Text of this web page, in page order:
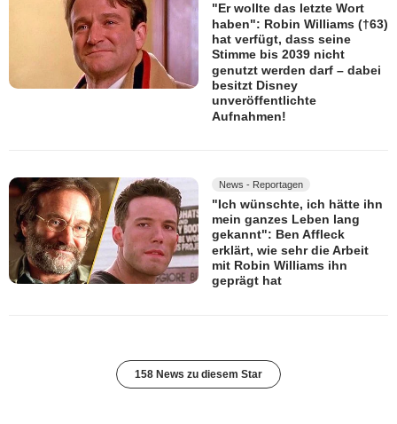
"Er wollte das letzte Wort
haben": Robin Williams (†63)
hat verfügt, dass seine
Stimme bis 2039 nicht
genutzt werden darf – dabei
besitzt Disney
unveröffentlichte
Aufnahmen!
News - Reportagen
"Ich wünschte, ich hätte ihn
mein ganzes Leben lang
gekannt": Ben Affleck
erklärt, wie sehr die Arbeit
mit Robin Williams ihn
geprägt hat
158 News zu diesem Star